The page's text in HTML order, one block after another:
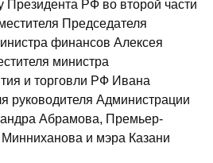
Президента РФ во второй части
Председателя
финансов Алексея
министра
и торговли РФ Ивана
руководителя Администрации
Абрамова, Премьер-
и мэра Казани